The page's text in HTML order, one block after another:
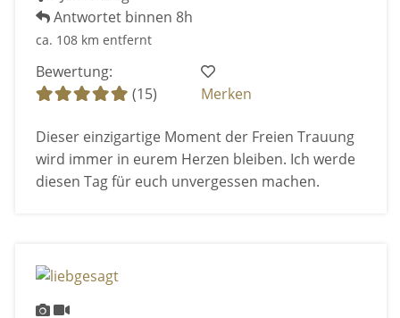
Antwortet binnen 8h
ca. 108 km entfernt
Bewertung:
(15)
Merken
Dieser einzigartige Moment der Freien Trauung
wird immer in eurem Herzen bleiben. Ich werde
diesen Tag für euch unvergessen machen.